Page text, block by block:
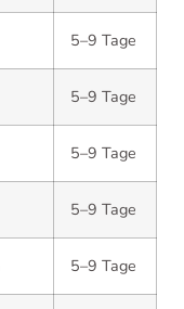
5–9 Tage
5–9 Tage
5–9 Tage
5–9 Tage
5–9 Tage